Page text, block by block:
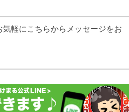
軽にこちらからメッセージをお